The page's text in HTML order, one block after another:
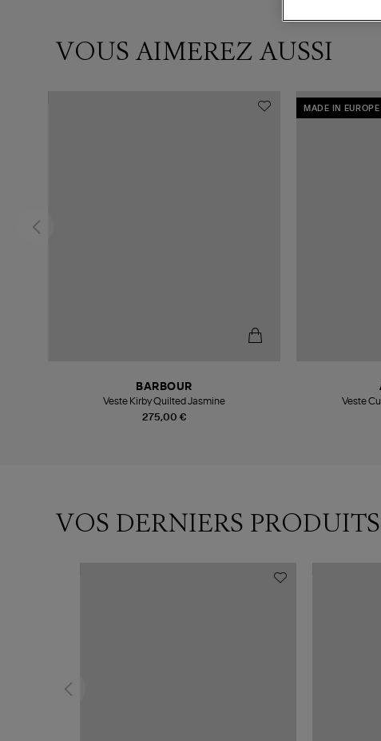
VOUS AIMEREZ AUSSI
275,00 €
BARBOUR
Veste Kirby Quilted Jasmine
MADE IN EUROPE
Veste
VOS DERNIERS